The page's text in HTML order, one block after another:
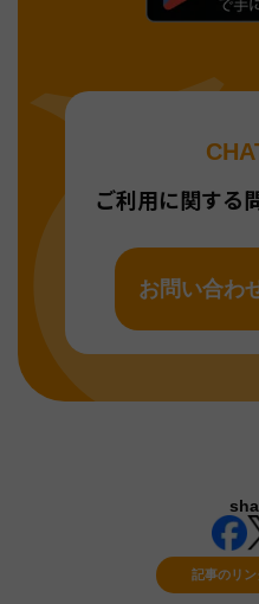
ご利用に関する
お問い合わ
記事のリ